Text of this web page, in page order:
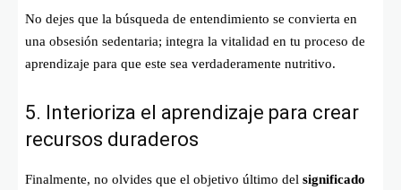
No dejes que la búsqueda de entendimiento se convierta en
una obsesión sedentaria; integra la vitalidad en tu proceso de
aprendizaje para que este sea verdaderamente nutritivo.
5. Interioriza el aprendizaje para crear
recursos duraderos
Finalmente, no olvides que el objetivo último del significado